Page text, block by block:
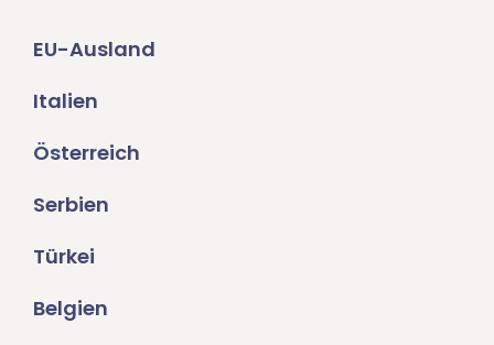
EU-Ausland
Italien
Österreich
Serbien
Türkei
Belgien